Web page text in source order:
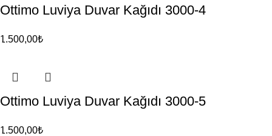
Ottimo Luviya Duvar Kağıdı 3000-4
1.500,00₺
Ottimo Luviya Duvar Kağıdı 3000-5
1.500,00₺